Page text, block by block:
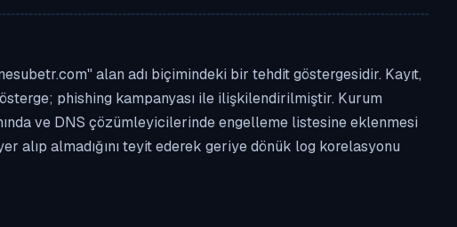
alan adı biçimindeki bir tehdit göstergesidir. Kayıt,
phishing kampanyası ile ilişkilendirilmiştir. Kurum
ve DNS çözümleyicilerinde engelleme listesine eklenmesi
alıp almadığını teyit ederek geriye dönük log korelasyonu